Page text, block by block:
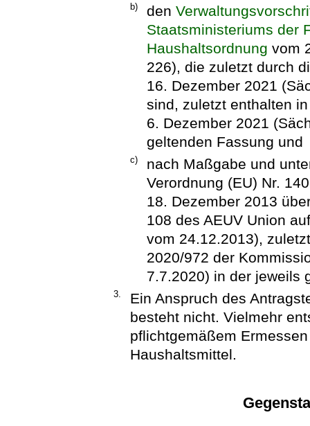
b) den
Staatsministeriums der
Haushaltsordnung vom
226), die zuletzt durch
16. Dezember 2021
sind, zuletzt enthalten
6. Dezember 2021
geltenden Fassung und
c)
nach Maßgabe und
Verordnung (EU) Nr.
18. Dezember 2013
108 des AEUV Union
vom 24.12.2013),
2020/972 der
7.7.2020) in der jeweils
3.
Ein Anspruch des
besteht nicht. Vielmehr
pflichtgemäßem
Haushaltsmittel.